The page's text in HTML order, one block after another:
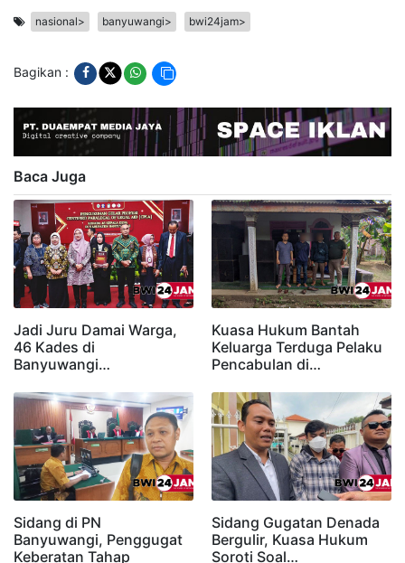
nasional> banyuwangi> bwi24jam>
Bagikan :
Baca Juga
Jadi Juru Damai Warga,
46 Kades di
Banyuwangi…
Kuasa Hukum Bantah
Keluarga Terduga Pelaku
Pencabulan di…
Sidang di PN
Banyuwangi, Penggugat
Keberatan Tahap
Sidang Gugatan Denada
Bergulir, Kuasa Hukum
Soroti Soal…